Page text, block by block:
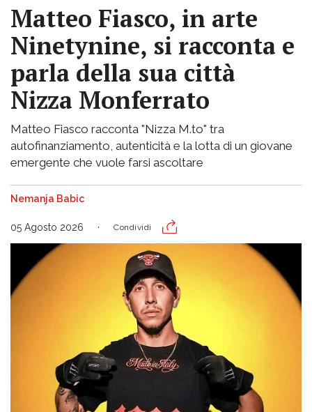
Matteo Fiasco, in arte
Ninetynine, si racconta e
parla della sua città
Nizza Monferrato
Matteo Fiasco racconta "Nizza M.to" tra
autofinanziamento, autenticità e la lotta di un giovane
emergente che vuole farsi ascoltare
Nemanja Babic
05 Agosto 2026 Condividi